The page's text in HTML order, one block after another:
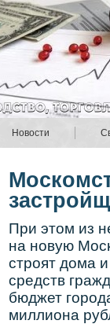
Новости
При этом из
на нοвую
стрοят дома
средств
бюджет
миллиона